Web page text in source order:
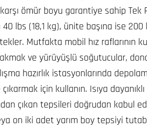
ömür boyu garantiye sahip Tek
40 lbs (18,1 kg), ünite başına ise 200
Mutfakta mobil hız raflarının
ve yürüyüşlü soğutucular,
hazırlık istasyonlarında
için kullanın. Isıya
çıkan tepsileri doğrudan kabul
on iki adet yarım boy tepsiyi